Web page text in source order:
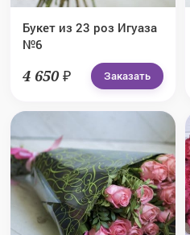
Букет из 23 роз Игуаза
№6
4 650 ₽ Заказать